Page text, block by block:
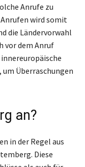
Anrufe zu
wird somit
die Ländervorwahl
vor dem Anruf
Überraschungen
an?
in der Regel aus
Diese